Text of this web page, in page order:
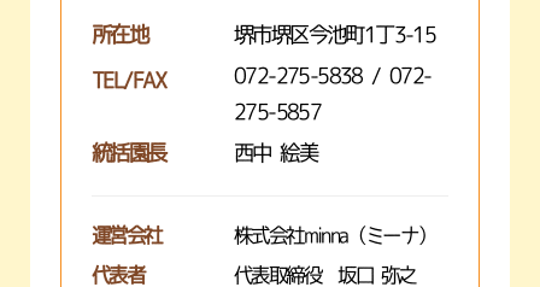
所在地 堺市堺区今池町1丁3-15
TEL/FAX
072-275-5838 / 072-
275-5857
統括園長
西中 絵美
運営会社 株式会社minna（ミーナ）
代表者 代表取締役 坂口 弥之